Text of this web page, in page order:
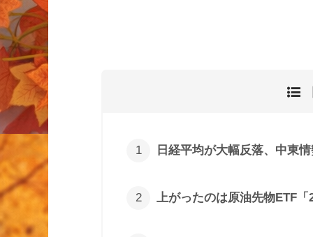
日経平均が大幅反落、中東
上がったのは原油先物ETF「